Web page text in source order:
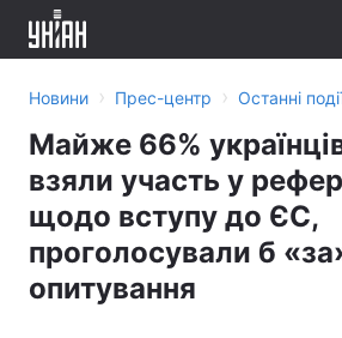
Новини › Прес-центр › Останні
Майже 66%
взяли участь у
щодо вступу до ЄС,
проголосували б
опитування